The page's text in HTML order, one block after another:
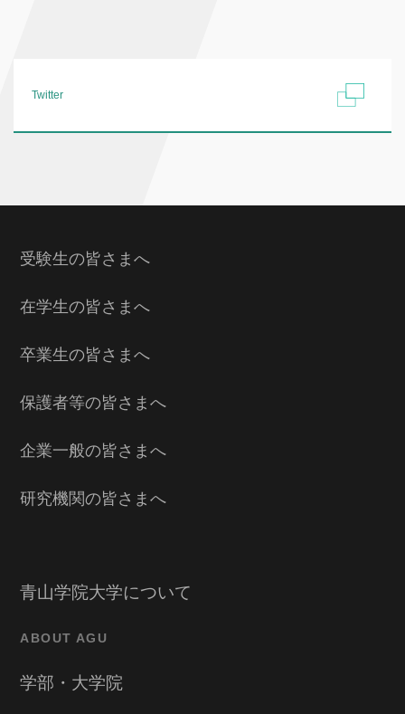
Twitter
受験生の皆さまへ
在学生の皆さまへ
卒業生の皆さまへ
保護者等の皆さまへ
企業一般の皆さまへ
研究機関の皆さまへ
青山学院大学について
ABOUT AGU
学部・大学院